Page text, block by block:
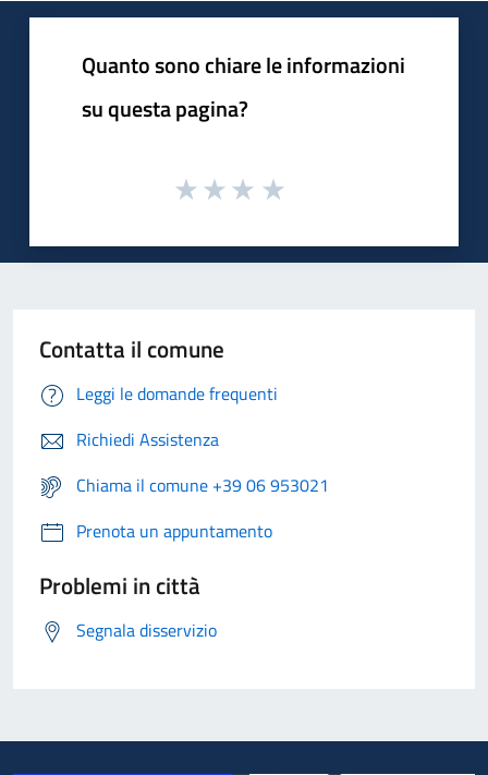
Quanto sono chiare le informazioni
su questa pagina?
Contatta il comune
Leggi le domande frequenti
Richiedi Assistenza
Chiama il comune +39 06 953021
Prenota un appuntamento
Problemi in città
Segnala disservizio